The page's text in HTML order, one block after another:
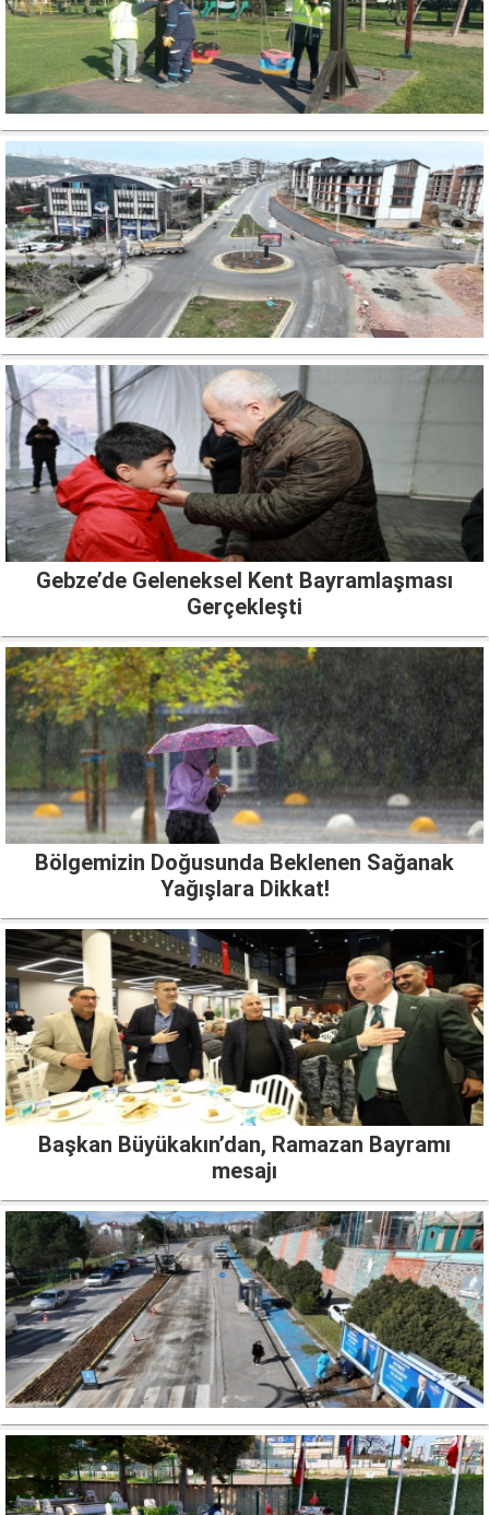
Gebze’de Geleneksel Kent Bayramlaşması
Gerçekleşti
Bölgemizin Doğusunda Beklenen Sağanak
Yağışlara Dikkat!
Başkan Büyükakın’dan, Ramazan Bayramı
mesajı